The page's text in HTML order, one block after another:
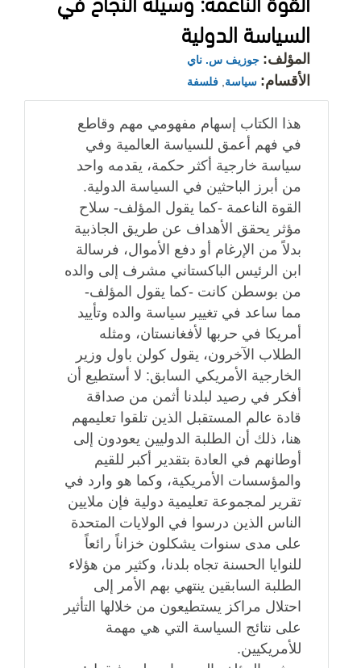
السياسة الدولية
المؤلف: جوزيف س. ناي
الأقسام: سياسة فلسفة
هذا الكتاب إسهام مفهومي مهم وقاطع
في فهم أعمق للسياسة العالمية وفي
سياسة خارجية أكثر حكمة، يقدمه واحد
من أبرز الباحثين في السياسة الدولية.
القوة الناعمة -كما يقول المؤلف- سلاح
مؤثر يحقق الأهداف عن طريق الجاذبية
بدلاً من الإرغام أو دفع الأموال، فرسالة
ابن الرئيس الباكستاني مشرف إلى والده
من بوسطن كانت -كما يقول المؤلف-
مما ساعد في تغيير سياسة والده وتأييد
أمريكا في حربها لأفغانستان، ومثله
الطلاب الآخرون، يقول كولن باول وزير
الخارجية الأمريكي السابق: لا أستطيع أن
أفكر في رصيد لبلدنا أثمن من صداقة
قادة عالم المستقبل الذين تلقوا تعليمهم
هنا، ذلك أن الطلبة الدوليين يعودون إلى
أوطانهم في العادة بتقدير أكبر للقيم
والمؤسسات الأمريكية، وكما هو وارد في
تقرير لمجموعة تعليمية دولية فإن ملايين
الناس الذين درسوا في الولايات المتحدة
على مدى سنوات يشكلون خزاناً رائعاً
للنوايا الحسنة تجاه بلدنا، وكثير من هؤلاء
الطلبة السابقين ينتهي بهم الأمر إلى
احتلال مراكز يستطيعون من خلالها التأثير
على نتائج السياسة التي هي مهمة
للأمريكيين.